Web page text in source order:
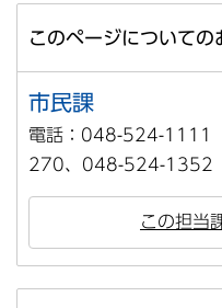
このページについての
市民課
電話：048-524-1111
270、048-524-1352（
この担当